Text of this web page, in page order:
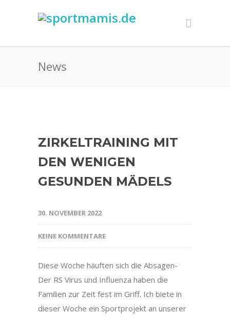
News
ZIRKELTRAINING MIT
DEN WENIGEN
GESUNDEN MÄDELS
30. NOVEMBER 2022
KEINE KOMMENTARE
Diese Woche häuften sich die Absagen-
Der RS Virus und Influenza haben die
Familien zur Zeit fest im Griff. Ich biete in
dieser Woche ein Sportprojekt an unserer